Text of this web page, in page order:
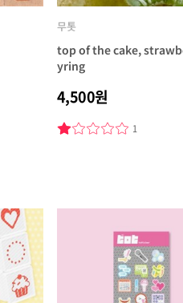
무톳
top of the cake,
yring
4,500원
1